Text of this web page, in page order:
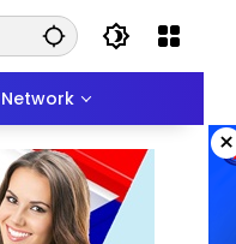
Network
×